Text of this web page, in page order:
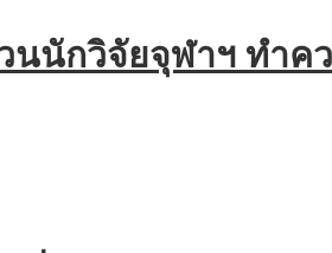
นนักวิจัยจุฬาฯ ทำค